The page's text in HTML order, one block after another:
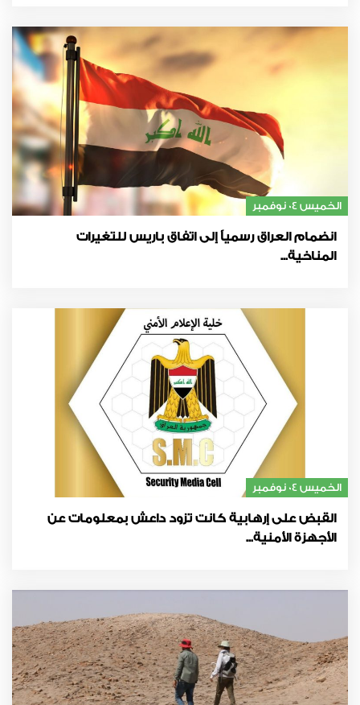
الخميس 04 نوفمبر
انضمام العراق رسمياً إلى اتفاق باريس للتغيرات
المناخية...
الخميس 04 نوفمبر
القبض على إرهابية كانت تزود داعش بمعلومات عن
الأجهزة الأمنية...